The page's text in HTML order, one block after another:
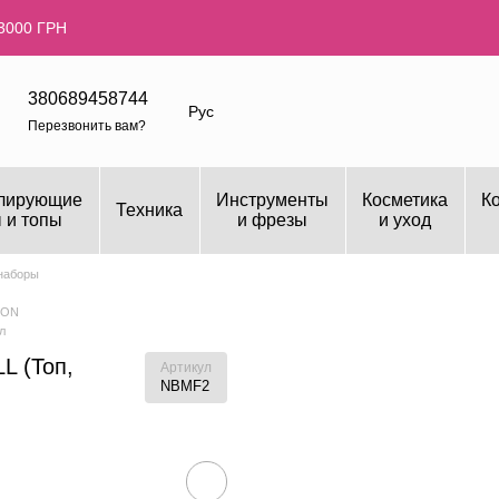
ГРН
380689458744
Перезвонить вам?
Рус
и топы
Техника
Инструменты
и фрезы
Косметика
и уход
(Топ, Артикул
NBMF2